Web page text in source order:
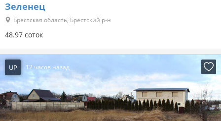
Зеленец
Брестская область, Брестский р-н
48.97 соток
UP 12 часов назад